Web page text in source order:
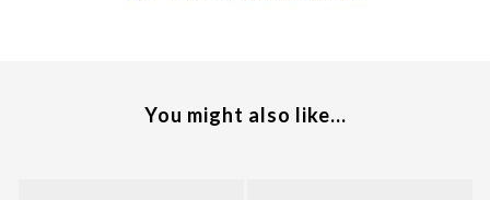
You might also like...